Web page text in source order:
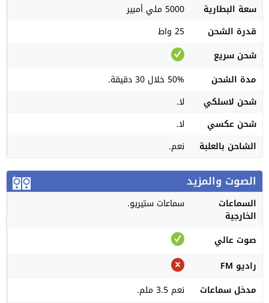
سعة البطارية
5000 ملي أمبير
قدرة الشحن
25 واط
شحن سريع
مدة الشحن
50% خلال 30 دقيقة.
شحن لاسلكي
لا.
شحن عكسي
لا.
الشاحن بالعلبة
نعم.
الصوت والمزيد
السماعات
الخارجية
سماعات ستيريو.
صوت عالي
راديو FM
مدخل سماعات
نعم 3.5 ملم.